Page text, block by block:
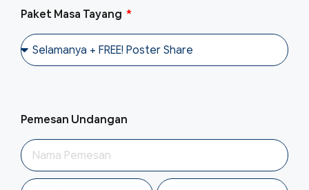
Paket Masa Tayang
Pemesan Undangan